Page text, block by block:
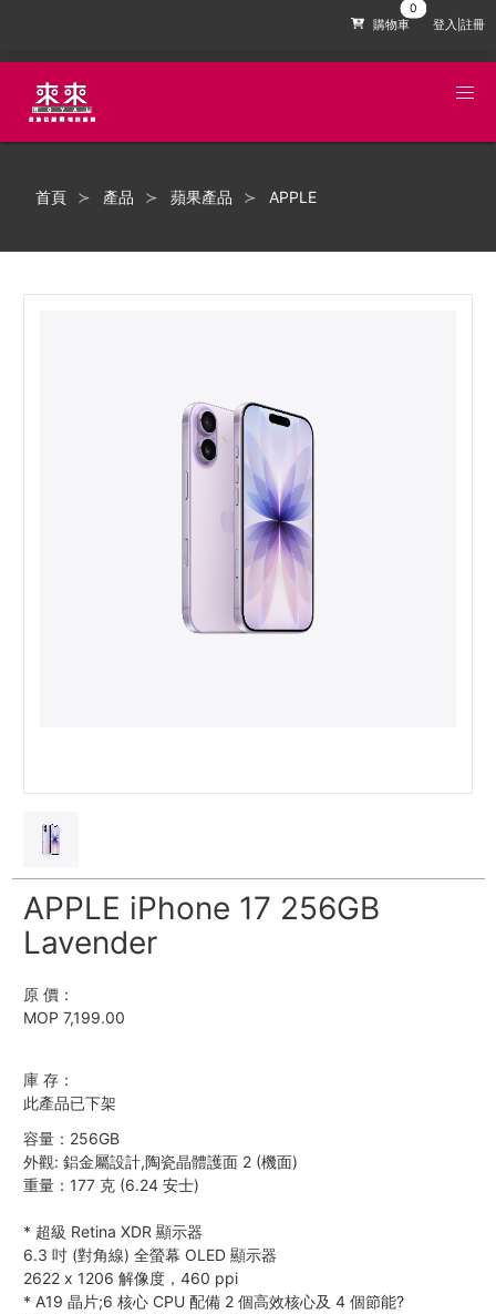
購物車 登入|註冊
首頁 產品 蘋果產品 APPLE
APPLE iPhone 17 256GB
Lavender
原 價：
MOP 7,199.00
庫 存：
此產品已下架
容量：256GB
外觀: 鋁金屬設計,陶瓷晶體護面 2 (機面)
重量：177 克 (6.24 安士)
* 超級 Retina XDR 顯示器
6.3 吋 (對角線) 全螢幕 OLED 顯示器
2622 x 1206 解像度，460 ppi
* A19 晶片;6 核心 CPU 配備 2 個高效核心及 4 個節能?